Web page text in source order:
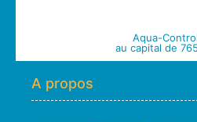
Aqua-
au capital de
A propos